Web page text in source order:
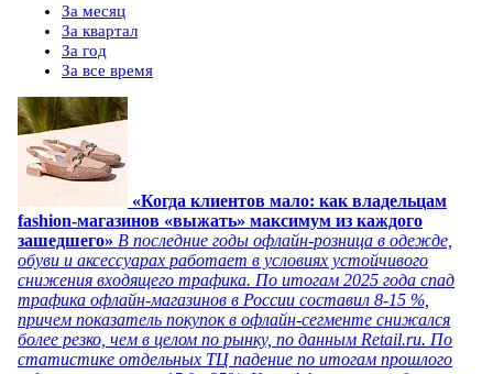
За месяц
За квартал
За год
За все время
«Когда клиентов мало: как владельцам
fashion-магазинов «выжать» максимум из каждого
зашедшего» В последние годы офлайн-розница в одежде,
обуви и аксессуарах работает в условиях устойчивого
снижения входящего трафика. По итогам 2025 года спад
трафика офлайн-магазинов в России составил 8-15 %,
причем показатель покупок в офлайн-сегменте снижался
более резко, чем в целом по рынку, по данным Retail.ru. По
статистике отдельных ТЦ падение по итогам прошлого